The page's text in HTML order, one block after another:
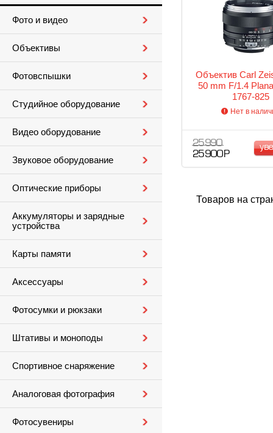
Фото и видео
Объективы
Фотовспышки
Студийное оборудование
Видео оборудование
Звуковое оборудование
Оптические приборы
Аккумуляторы и зарядные
устройства
Карты памяти
Аксессуары
Фотосумки и рюкзаки
Штативы и моноподы
Спортивное снаряжение
Аналоговая фотография
Фотосувениры
Объектив Carl
50 mm F/1.4
1767-825
Нет в
25 990
25 900 Р
Товаров на